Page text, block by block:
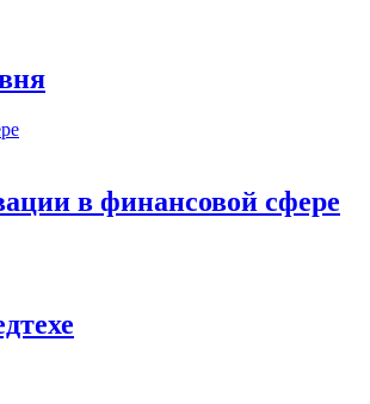
в финансовой сфере